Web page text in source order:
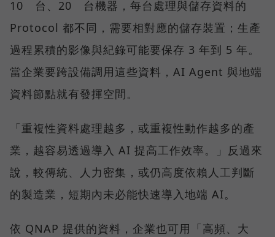
10 台、20 台機器，每台處理與儲存資料的
Protocol 都不同，需要相對應的儲存裝置；生產
過程累積的影像與紀錄可能要保存 3 年到 5 年。
當企業要跨設備調用這些資料，AI Agent 與地端
資料節點就有發揮空間。
「重複性資料處理越多，或重複性動作越多的產
業，越容易透過導入 AI 提高工作效率。」反過來
說，較傳統、人力密集，或仍高度依賴人工判斷
的製造業，短期內未必能快速導入地端 AI。
依 QNAP 提供的資料，企業也可用「高頻、大